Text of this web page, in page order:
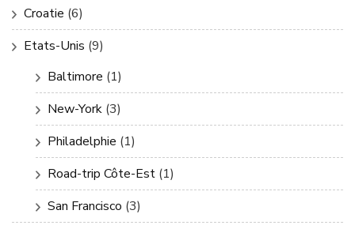
Croatie (6)
Etats-Unis (9)
Baltimore (1)
New-York (3)
Philadelphie (1)
Road-trip Côte-Est (1)
San Francisco (3)